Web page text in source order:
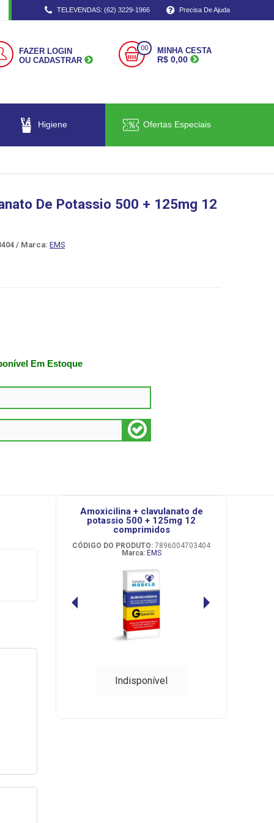
TELEVENDAS: (62) 3229-1966 Precisa De Ajuda
FAZER LOGIN
OU CADASTRAR
00 MINHA CESTA
R$ 0,00
Higiene Ofertas Especiais
De Potassio 500 + 125mg 12
/ Marca: EMS
Em Estoque
amoxicilina + clavulanato de
potassio 500 + 125mg 12
comprimidos
CÓDIGO DO PRODUTO: 7896004703404
Marca: EMS
Indisponível